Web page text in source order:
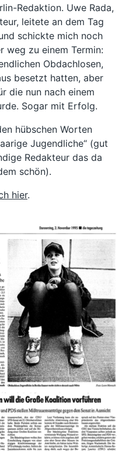
Redaktion. Uwe Rada,
leitete an dem Tag
schickte mich noch
weg zu einem Termin:
Obdachlosen,
besetzt hatten, aber
die nun nach einem
Sogar mit Erfolg.
hübschen Worten
Jugendliche“ (gut
Redakteur das da
schön).
hier.